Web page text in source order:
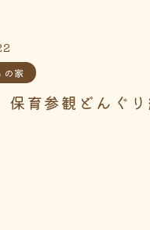
の家
育参観どんぐり